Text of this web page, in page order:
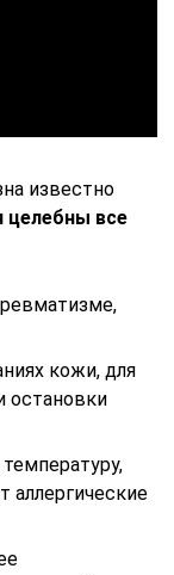
известно
целебны все
кожи, для
остановки
аллергические